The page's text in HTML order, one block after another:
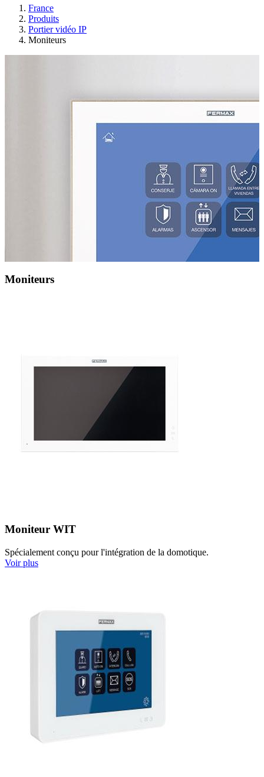
France
Produits
Portier vidéo IP
Moniteurs
Moniteurs
Moniteur WIT
Spécialement conçu pour l'intégration de la domotique.
Voir plus